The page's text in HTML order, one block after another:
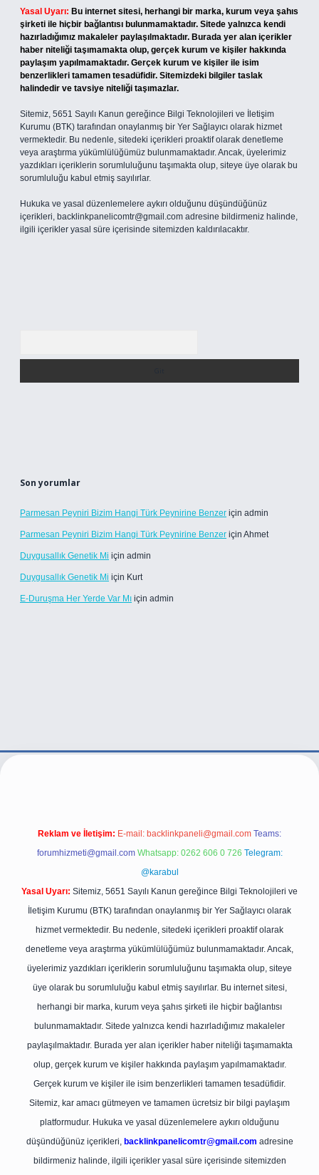
Yasal Uyarı: Bu internet sitesi, herhangi bir marka, kurum veya şahıs
şirketi ile hiçbir bağlantısı bulunmamaktadır. Sitede yalnızca kendi
hazırladığımız makaleler paylaşılmaktadır. Burada yer alan içerikler
haber niteliği taşımamakta olup, gerçek kurum ve kişiler hakkında
paylaşım yapılmamaktadır. Gerçek kurum ve kişiler ile isim
benzerlikleri tamamen tesadüfidir. Sitemizdeki bilgiler taslak
halindedir ve tavsiye niteliği taşımazlar.
Sitemiz, 5651 Sayılı Kanun gereğince Bilgi Teknolojileri ve İletişim
Kurumu (BTK) tarafından onaylanmış bir Yer Sağlayıcı olarak hizmet
vermektedir. Bu nedenle, sitedeki içerikleri proaktif olarak denetleme
veya araştırma yükümlülüğümüz bulunmamaktadır. Ancak, üyelerimiz
yazdıkları içeriklerin sorumluluğunu taşımakta olup, siteye üye olarak bu
sorumluluğu kabul etmiş sayılırlar.
Hukuka ve yasal düzenlemelere aykırı olduğunu düşündüğünüz
içerikleri, backlinkpanelicomtr@gmail.com adresine bildirmeniz halinde,
ilgili içerikler yasal süre içerisinde sitemizden kaldırılacaktır.
Son yorumlar
Parmesan Peyniri Bizim Hangi Türk Peynirine Benzer için admin
Parmesan Peyniri Bizim Hangi Türk Peynirine Benzer için Ahmet
Duygusallık Genetik Mi için admin
Duygusallık Genetik Mi için Kurt
E-Duruşma Her Yerde Var Mı için admin
Reklam ve İletişim: E-mail: backlinkpaneli@gmail.com Teams:
forumhizmeti@gmail.com Whatsapp: 0262 606 0 726 Telegram:
@karabul
Yasal Uyarı: Sitemiz, 5651 Sayılı Kanun gereğince Bilgi Teknolojileri ve
İletişim Kurumu (BTK) tarafından onaylanmış bir Yer Sağlayıcı olarak
hizmet vermektedir. Bu nedenle, sitedeki içerikleri proaktif olarak
denetleme veya araştırma yükümlülüğümüz bulunmamaktadır. Ancak,
üyelerimiz yazdıkları içeriklerin sorumluluğunu taşımakta olup, siteye
üye olarak bu sorumluluğu kabul etmiş sayılırlar. Bu internet sitesi,
herhangi bir marka, kurum veya şahıs şirketi ile hiçbir bağlantısı
bulunmamaktadır. Sitede yalnızca kendi hazırladığımız makaleler
paylaşılmaktadır. Burada yer alan içerikler haber niteliği taşımamakta
olup, gerçek kurum ve kişiler hakkında paylaşım yapılmamaktadır.
Gerçek kurum ve kişiler ile isim benzerlikleri tamamen tesadüfidir.
Sitemiz, kar amacı gütmeyen ve tamamen ücretsiz bir bilgi paylaşım
platformudur. Hukuka ve yasal düzenlemelere aykırı olduğunu
düşündüğünüz içerikleri, backlinkpanelicomtr@gmail.com adresine
bildirmeniz halinde, ilgili içerikler yasal süre içerisinde sitemizden